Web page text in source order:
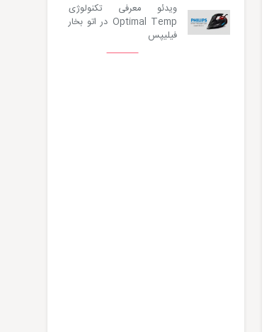
ویدئو معرفی تکنولوژی
Optimal Temp در اتو بخار
فیلیپس